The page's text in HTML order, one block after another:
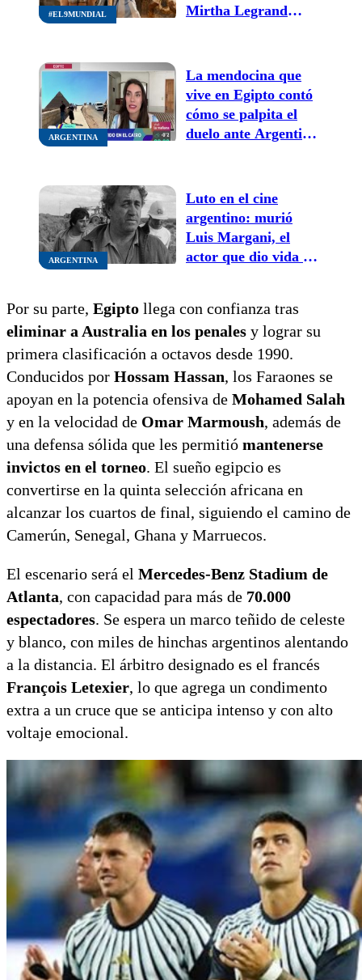
#EL9MUNDIAL
Mirtha Legrand
ilusiona a la
Argentina frente a
Egipto
ARGENTINA
La mendocina que
vive en Egipto contó
cómo se palpita el
duelo ante Argentina:
ARGENTINA
Luto en el cine
argentino: murió
Luis Margani, el
actor que dio vida a
Por su parte, Egipto llega con confianza tras
eliminar a Australia en los penales y lograr su
primera clasificación a octavos desde 1990.
Conducidos por Hossam Hassan, los Faraones se
apoyan en la potencia ofensiva de Mohamed Salah
y en la velocidad de Omar Marmoush, además de
una defensa sólida que les permitió mantenerse
invictos en el torneo. El sueño egipcio es
convertirse en la quinta selección africana en
alcanzar los cuartos de final, siguiendo el camino de
Camerún, Senegal, Ghana y Marruecos.
El escenario será el Mercedes-Benz Stadium de
Atlanta, con capacidad para más de 70.000
espectadores. Se espera un marco teñido de celeste
y blanco, con miles de hinchas argentinos alentando
a la distancia. El árbitro designado es el francés
François Letexier, lo que agrega un condimento
extra a un cruce que se anticipa intenso y con alto
voltaje emocional.